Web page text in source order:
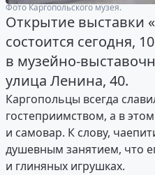
Фото Каргопольского музея.
Открытие выставки
состоится сегодня,
в музейно-
улица Ленина, 40.
Каргопольцы всегда
гостеприимством, а в
и самовар. К слову,
душевным занятием, что
и глиняных игрушках.